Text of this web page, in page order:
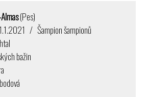
(Pes)
/ Šampion šampionů
bažin